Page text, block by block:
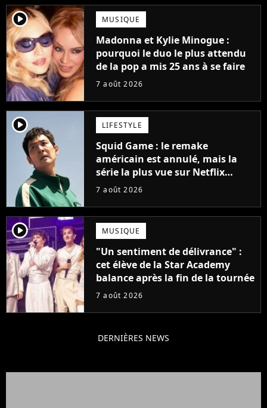
player2 MUSIQUE
Madonna et Kylie Minogue :
pourquoi le duo le plus attendu
de la pop a mis 25 ans à se faire
7 août 2026
player2 LIFESTYLE
Squid Game : le remake
américain est annulé, mais la
série la plus vue sur Netflix
pourrait avoir une version
7 août 2026
player2 MUSIQUE
"Un sentiment de délivrance" :
cet élève de la Star Academy
balance après la fin de la tournée
7 août 2026
DERNIÈRES NEWS